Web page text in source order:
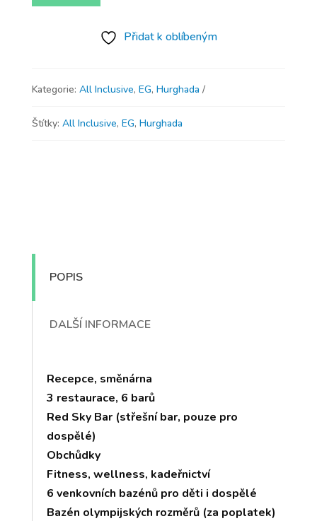
Přidat k oblíbeným
Kategorie: All Inclusive, EG, Hurghada
Štítky: All Inclusive, EG, Hurghada
POPIS
DALŠÍ INFORMACE
Recepce, směnárna
3 restaurace, 6 barů
Red Sky Bar (střešní bar, pouze pro
dospělé)
Obchůdky
Fitness, wellness, kadeřnictví
6 venkovních bazénů pro děti i dospělé
Bazén olympijských rozměrů (za poplatek)